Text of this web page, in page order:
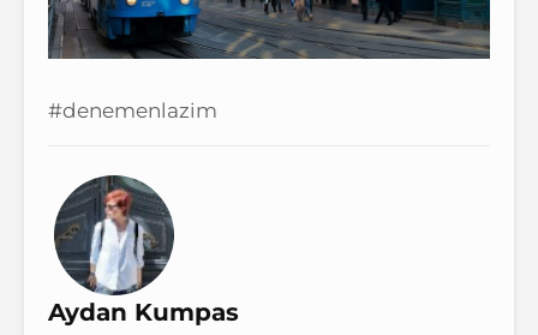
#denemenlazim
Aydan Kumpas